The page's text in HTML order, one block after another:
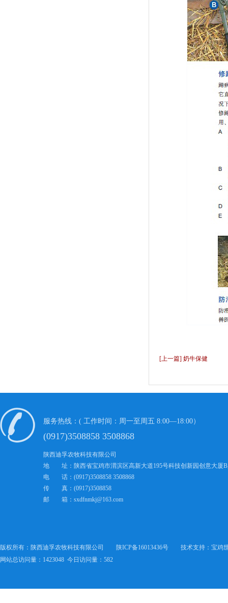
[上一篇] 奶牛保健
服务热线：( 工作时间：周一至周五 8:00—18:00）
(0917)3508858 3508868
陕西迪孚农牧科技有限公司
地 址：陕西省宝鸡市渭滨区高新大道195号科技创新园创意大厦
电 话：(0917)3508858 3508868
传 真：(0917)3508858
邮 箱：sxdfnmkj@163.com
版权所有 ： 陕西迪孚农牧科技有限公司 陕ICP备16013436号 技术支持 ： 宝鸡
网站总访问量：1423048 今日访问量：582